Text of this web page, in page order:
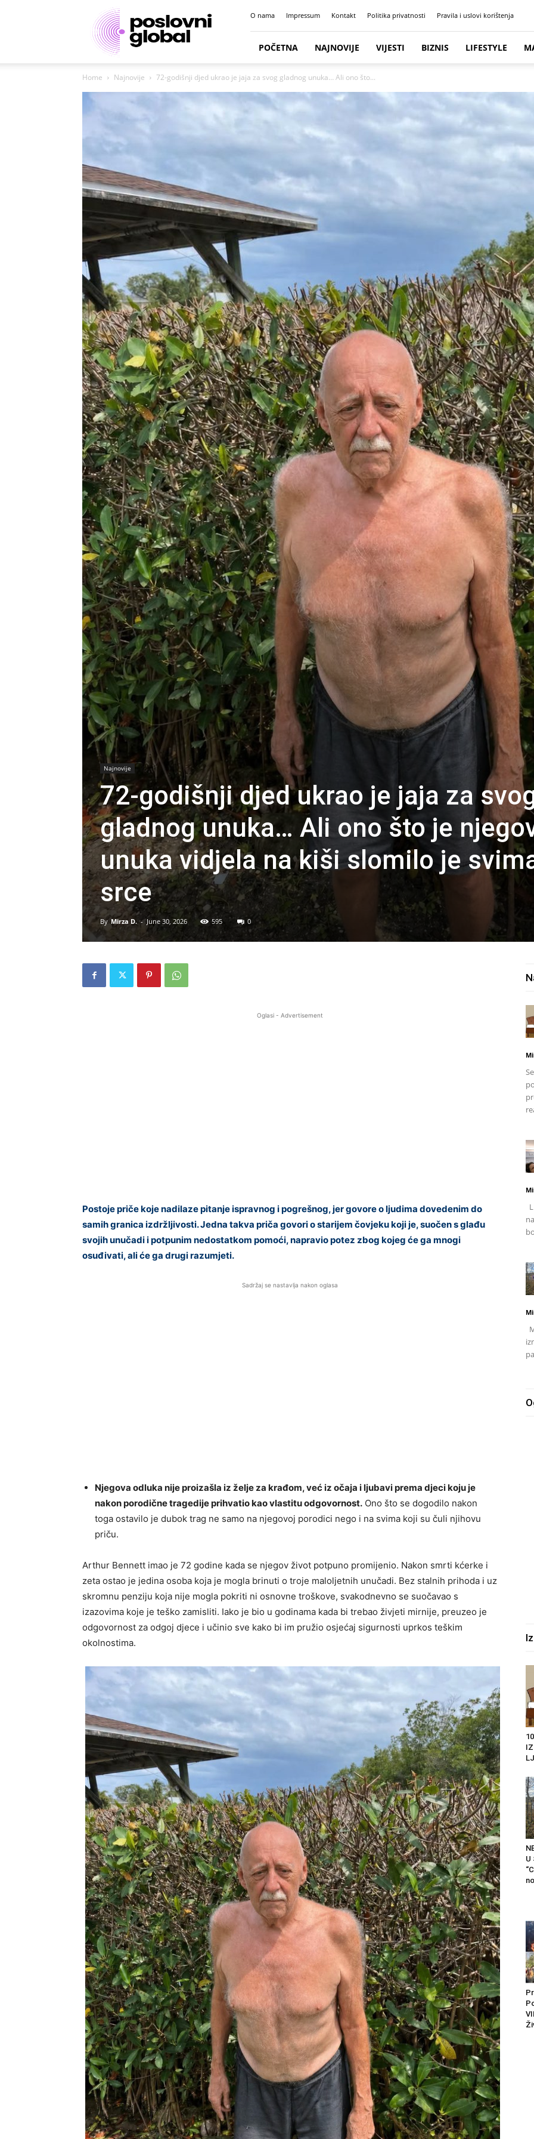
Poslovni
portal
O nama Impressum Kontakt Politika privatnosti Pravila i uslovi korištenja
POČETNA NAJNOVIJE VIJESTI BIZNIS LIFESTYLE
Home Najnovije 72-godišnji djed ukrao je jaja za svog gladnog unuka… Ali ono što...
Najnovije
72-godišnji djed ukrao je jaja za
gladnog unuka… Ali ono što je
unuka vidjela na kiši slomilo je
srce
By Mirza D. - June 30, 2026 595 0
Oglasi - Advertisement
Postoje priče koje nadilaze pitanje ispravnog i pogrešnog, jer govore o ljudima dovedenim do
samih granica izdržljivosti. Jedna takva priča govori o starijem čovjeku koji je, suočen s glađu
svojih unučadi i potpunim nedostatkom pomoći, napravio potez zbog kojeg će ga mnogi
osuđivati, ali će ga drugi razumjeti.
Sadržaj se nastavlja nakon oglasa
Njegova odluka nije proizašla iz želje za krađom, već iz očaja i ljubavi prema djeci koju je
nakon porodične tragedije prihvatio kao vlastitu odgovornost. Ono što se dogodilo nakon
toga ostavilo je dubok trag ne samo na njegovoj porodici nego i na svima koji su čuli njihovu
priču.
Arthur Bennett imao je 72 godine kada se njegov život potpuno promijenio. Nakon smrti kćerke i
zeta ostao je jedina osoba koja je mogla brinuti o troje maloljetnih unučadi. Bez stalnih prihoda i uz
skromnu penziju koja nije mogla pokriti ni osnovne troškove, svakodnevno se suočavao s
izazovima koje je teško zamisliti. Iako je bio u godinama kada bi trebao živjeti mirnije, preuzeo je
odgovornost za odgoj djece i učinio sve kako bi im pružio osjećaj sigurnosti uprkos teškim
okolnostima.
U